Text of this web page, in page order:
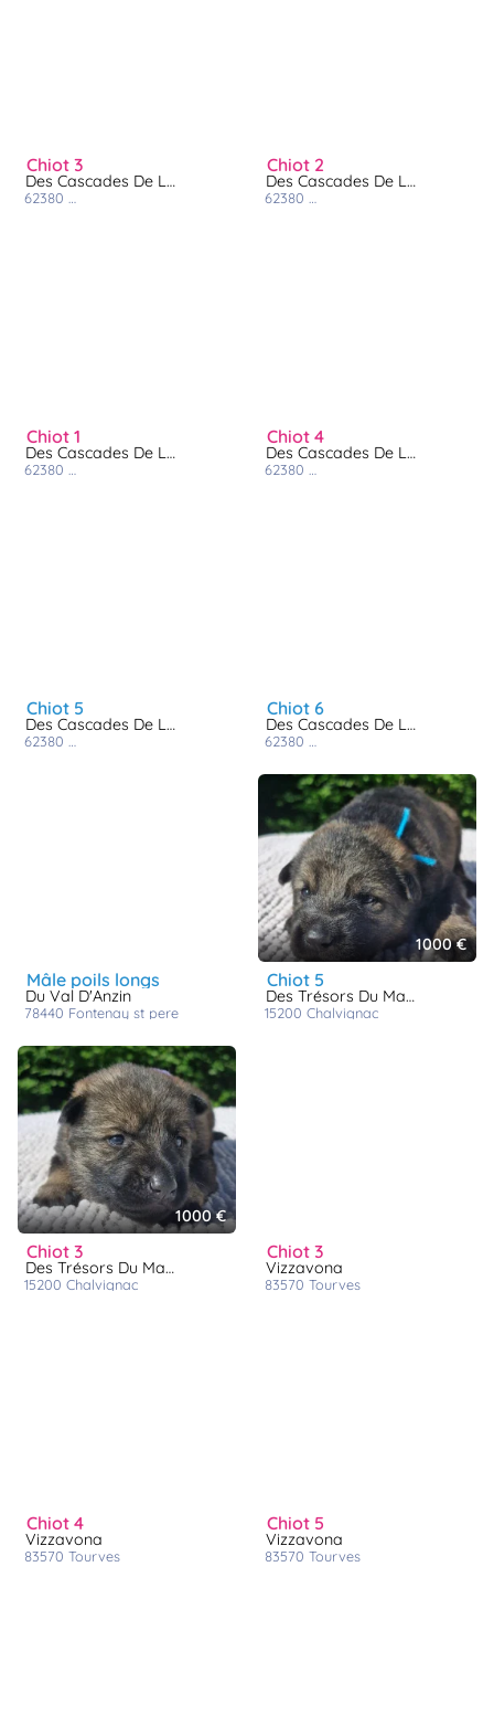
chiot 3
Des Cascades De Lusy
62380
chiot 2
Des Cascades De Lusy
62380
chiot 1
Des Cascades De Lusy
62380
chiot 4
Des Cascades De Lusy
62380
chiot 5
Des Cascades De Lusy
62380
chiot 6
Des Cascades De Lusy
62380
mâle poils longs
Du Val D'Anzin
78440 fontenay st pere
1000 €
chiot 5
Des Trésors Du Maquis
15200 chalvignac
1000 €
chiot 3
Des Trésors Du Maquis
15200 chalvignac
chiot 3
Vizzavona
83570 tourves
chiot 4
Vizzavona
83570 tourves
chiot 5
Vizzavona
83570 tourves